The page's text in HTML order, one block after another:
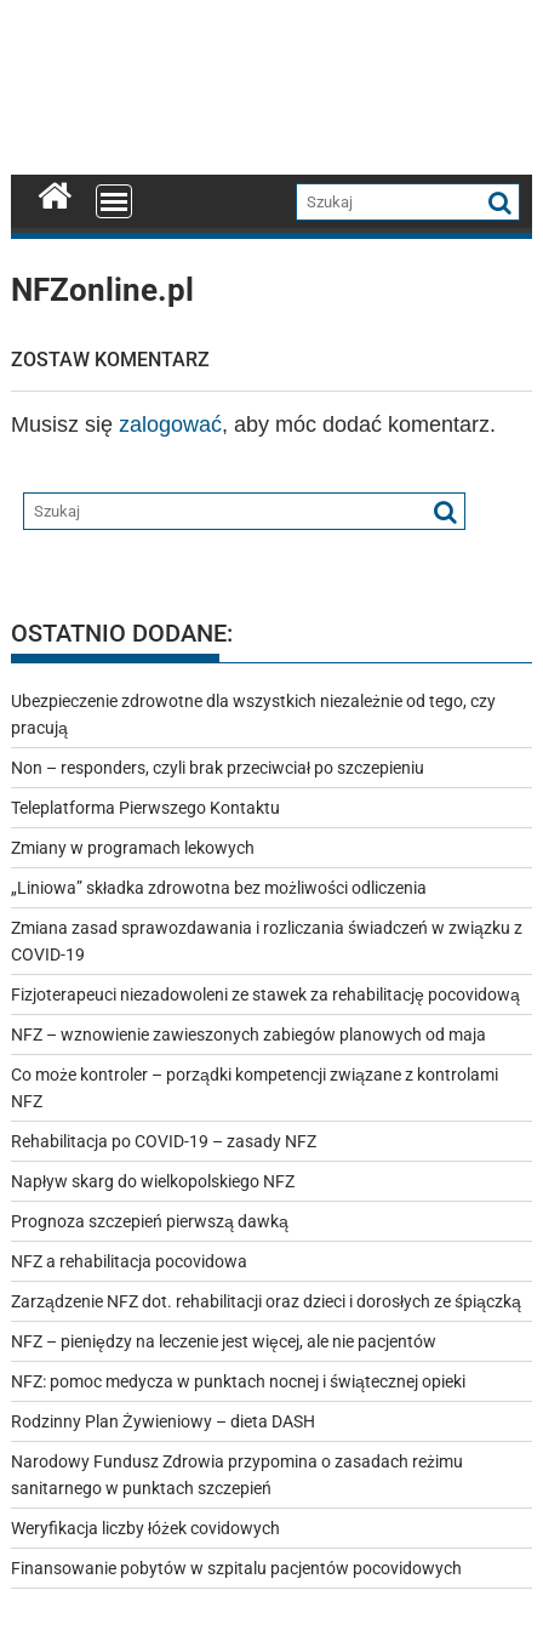
NFZonline.pl
ZOSTAW KOMENTARZ
Musisz sięzalogować, aby móc dodać komentarz.
OSTATNIO DODANE:
Ubezpieczenie zdrowotne dla wszystkich niezależnie od tego, czy
pracują
Non – responders, czyli brak przeciwciał po szczepieniu
Teleplatforma Pierwszego Kontaktu
Zmiany w programach lekowych
„Liniowa” składka zdrowotna bez możliwości odliczenia
Zmiana zasad sprawozdawania i rozliczania świadczeń w związku z
COVID-19
Fizjoterapeuci niezadowoleni ze stawek za rehabilitację pocovidową
NFZ – wznowienie zawieszonych zabiegów planowych od maja
Co może kontroler – porządki kompetencji związane z kontrolami
NFZ
Rehabilitacja po COVID-19 – zasady NFZ
Napływ skarg do wielkopolskiego NFZ
Prognoza szczepień pierwszą dawką
NFZ a rehabilitacja pocovidowa
Zarządzenie NFZ dot. rehabilitacji oraz dzieci i dorosłych ze śpiączką
NFZ – pieniędzy na leczenie jest więcej, ale nie pacjentów
NFZ: pomoc medycza w punktach nocnej i świątecznej opieki
Rodzinny Plan Żywieniowy – dieta DASH
Narodowy Fundusz Zdrowia przypomina o zasadach reżimu
sanitarnego w punktach szczepień
Weryfikacja liczby łóżek covidowych
Finansowanie pobytów w szpitalu pacjentów pocovidowych